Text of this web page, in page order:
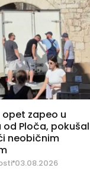
opet zapeo u
Ploča,
neobičnim
03.08.2026